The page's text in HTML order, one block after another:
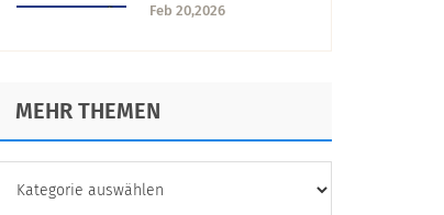
vs. QuestionPro: Ein
Vergleich
Feb 20,2026
MEHR THEMEN
THEMEN